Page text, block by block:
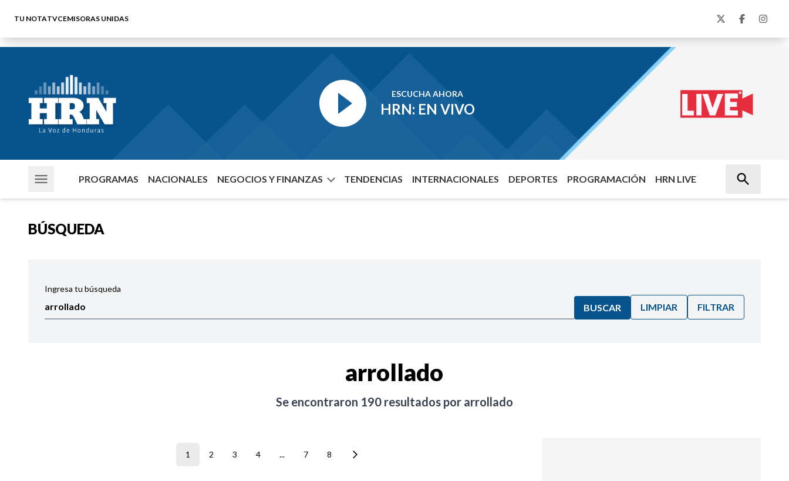
TU NOTATVCEMISORAS UNIDAS
ESCUCHA AHORA
HRN: EN VIVO
PROGRAMAS NACIONALES NEGOCIOS Y FINANZAS TENDENCIAS INTERNACIONALES DEPORTES PROGRAMACIÓN HRN LIVE
BÚSQUEDA
Ingresa tu búsqueda
BUSCAR LIMPIAR FILTRAR
arrollado
Se encontraron 190resultados por arrollado
1 2 3 4 ... 7 8